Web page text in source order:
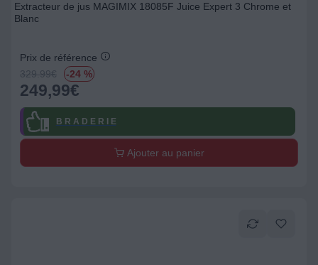
Extracteur de jus MAGIMIX 18085F Juice Expert 3 Chrome et
Blanc
Prix de référence
329.99€ -24 %
249,99€
B R A D E R I E
Ajouter au panier